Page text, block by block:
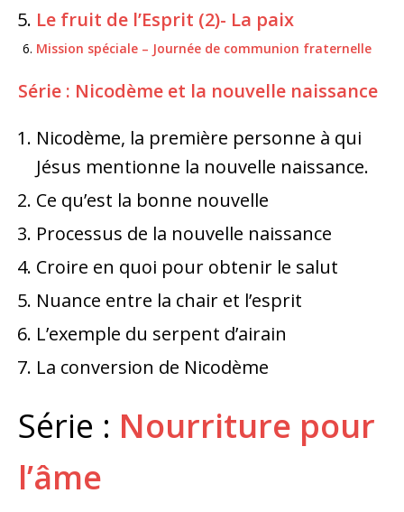
Le fruit de l’Esprit (2)- La paix
Mission spéciale – Journée de communion fraternelle
Série : Nicodème et la nouvelle naissance
Nicodème, la première personne à qui
Jésus mentionne la nouvelle naissance.
Ce qu’est la bonne nouvelle
Processus de la nouvelle naissance
Croire en quoi pour obtenir le salut
Nuance entre la chair et l’esprit
L’exemple du serpent d’airain
La conversion de Nicodème
Série : Nourriture pour
l’âme